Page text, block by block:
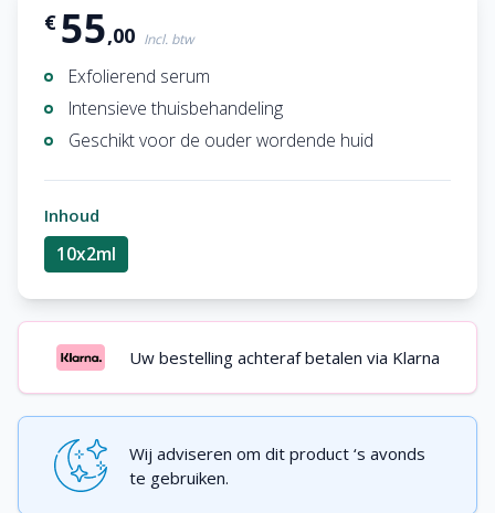
€ 55,00 Incl. btw
Exfolierend serum
Intensieve thuisbehandeling
Geschikt voor de ouder wordende huid
Inhoud
10x2ml
Uw bestelling achteraf betalen via Klarna
Wij adviseren om dit product ‘s avonds
te gebruiken.